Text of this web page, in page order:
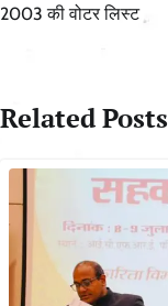
2003 की वोटर लिस्ट
Related Posts